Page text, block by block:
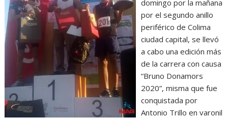
domingo por la mañana
por el segundo anillo
periférico de Colima
ciudad capital, se llevó
a cabo una edición más
de la carrera con causa
“Bruno Donamors
2020”, misma que fue
conquistada por
Antonio Trillo en varonil